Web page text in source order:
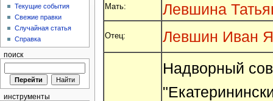
Мать: Левшина
Отец: Левшин Иван
Надворный
Текущие события
Свежие правки
Случайная статья
Справка
поиск
инструменты